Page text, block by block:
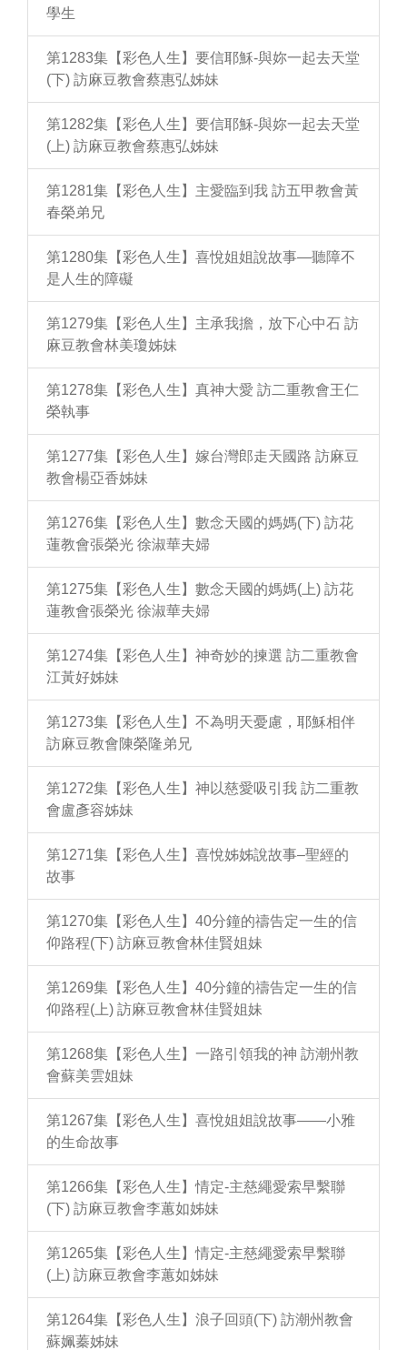
學生
第1283集【彩色人生】要信耶穌-與妳一起去天堂
(下) 訪麻豆教會蔡惠弘姊妹
第1282集【彩色人生】要信耶穌-與妳一起去天堂
(上) 訪麻豆教會蔡惠弘姊妹
第1281集【彩色人生】主愛臨到我 訪五甲教會黃
春榮弟兄
第1280集【彩色人生】喜悅姐姐說故事—聽障不
是人生的障礙
第1279集【彩色人生】主承我擔，放下心中石 訪
麻豆教會林美瓊姊妹
第1278集【彩色人生】真神大愛 訪二重教會王仁
榮執事
第1277集【彩色人生】嫁台灣郎走天國路 訪麻豆
教會楊亞香姊妹
第1276集【彩色人生】數念天國的媽媽(下) 訪花
蓮教會張榮光 徐淑華夫婦
第1275集【彩色人生】數念天國的媽媽(上) 訪花
蓮教會張榮光 徐淑華夫婦
第1274集【彩色人生】神奇妙的揀選 訪二重教會
江黃好姊妹
第1273集【彩色人生】不為明天憂慮，耶穌相伴
訪麻豆教會陳榮隆弟兄
第1272集【彩色人生】神以慈愛吸引我 訪二重教
會盧彥容姊妹
第1271集【彩色人生】喜悅姊姊說故事–聖經的
故事
第1270集【彩色人生】40分鐘的禱告定一生的信
仰路程(下) 訪麻豆教會林佳賢姐妹
第1269集【彩色人生】40分鐘的禱告定一生的信
仰路程(上) 訪麻豆教會林佳賢姐妹
第1268集【彩色人生】一路引領我的神 訪潮州教
會蘇美雲姐妹
第1267集【彩色人生】喜悅姐姐說故事——小雅
的生命故事
第1266集【彩色人生】情定-主慈繩愛索早繫聯
(下) 訪麻豆教會李蕙如姊妹
第1265集【彩色人生】情定-主慈繩愛索早繫聯
(上) 訪麻豆教會李蕙如姊妹
第1264集【彩色人生】浪子回頭(下) 訪潮州教會
蘇姵蓁姊妹